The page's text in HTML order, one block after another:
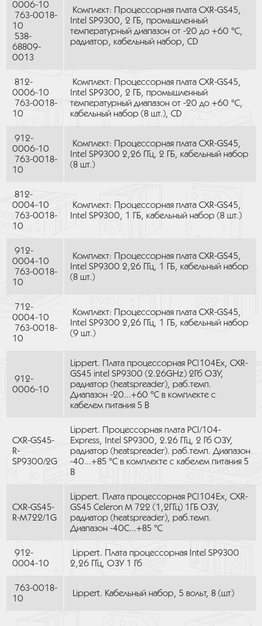
0006-10
763-0018-
10
538-
68809-
0013
Комплект: Процессорная плата CXR-GS45,
Intel SP9300, 2 ГБ, промышленный
температурный диапазон от -20 до +60 °C,
радиатор, кабельный набор, CD
812-
0006-10
763-0018-
10
Комплект: Процессорная плата CXR-GS45,
Intel SP9300, 2 ГБ, промышленный
температурный диапазон от -20 до +60 °C,
кабельный набор (8 шт.), CD
912-
0006-10
763-0018-
10
Комплект: Процессорная плата CXR-GS45,
Intel SP9300 2,26 ГГц, 2 ГБ, кабельный набор
(8 шт.)
812-
0004-10
763-0018-
10
Комплект: Процессорная плата CXR-GS45,
Intel SP9300, 1 ГБ, кабельный набор (8 шт.)
912-
0004-10
763-0018-
10
Комплект: Процессорная плата CXR-GS45,
Intel SP9300 2,26 ГГц, 1 ГБ, кабельный набор
(8 шт.)
712-
0004-10
763-0018-
10
Комплект: Процессорная плата CXR-GS45,
Intel SP9300 2,26 ГГц, 1 ГБ, кабельный набор
(9 шт.)
912-
0006-10
Lippert. Плата процессорная PC|104Ex, CXR-
GS45 intel SP9300 (2.26GHz) 2Гб ОЗУ,
радиатор (heatspreader), раб.темп.
Диапазон -20...+60 °C в комплекте с
кабелем питания 5 В
CXR-GS45-
R-
SP9300/2G
Lippert. Процессорная плата PCI/104-
Express, Intel SP9300, 2.26 ГГц, 2 Гб ОЗУ,
радиатор (heatspreader). раб.темп. Диапазон
-40...+85 °C в комплекте с кабелем питания 5
В
CXR-GS45-
R-M722/1G
Lippert. Плата процессорная PC|104Ex, CXR-
GS45 Celeron M 722 (1,2ГГц) 1ГБ ОЗУ,
радиатор (heatspreader), раб.темп.
Диапазон -40С...+85 °C
912-
0004-10
Lippert. Плата процессорная Intel SP9300
2,26 ГГц, ОЗУ 1 Гб
763-0018-
10
Lippert. Кабельный набор, 5 вольт, 8 (шт)